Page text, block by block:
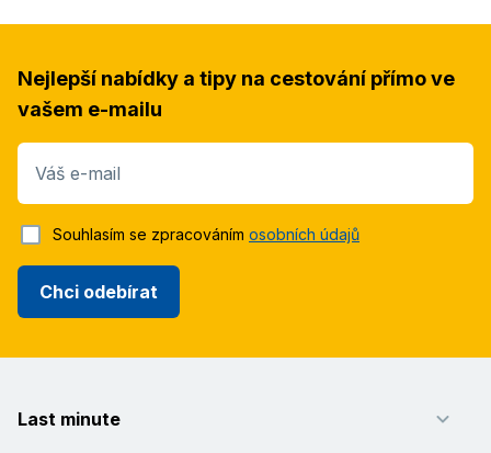
Nejlepší nabídky a tipy na cestování přímo ve
vašem e-mailu
Váš e-mail
Chci odebírat
Souhlasím se zpracováním osobních údajů
Last minute